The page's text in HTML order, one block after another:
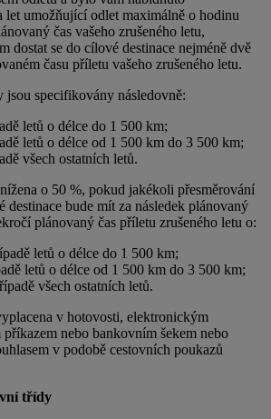
let umožňující odlet maximálně o hodinu
čas vašeho zrušeného letu,
dostat se do cílové destinace nejméně dvě
času příletu vašeho zrušeného letu.
jsou specifikovány následovně:
letů o délce do 1 500 km;
letů o délce od 1 500 km do 3 500 km;
všech ostatních letů.
o 50 %, pokud jakékoli přesměrování
destinace bude mít za následek plánovaný
plánovaný čas příletu zrušeného letu o:
letů o délce do 1 500 km;
letů o délce od 1 500 km do 3 500 km;
všech ostatních letů.
v hotovosti, elektronickým
nebo bankovním šekem nebo
v podobě cestovních poukazů
třídy